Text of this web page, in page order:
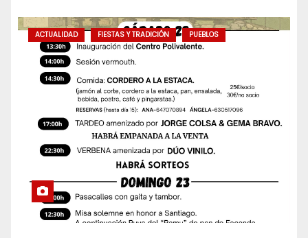
ACTUALIDAD FIESTAS Y TRADICIÓN PUEBLOS